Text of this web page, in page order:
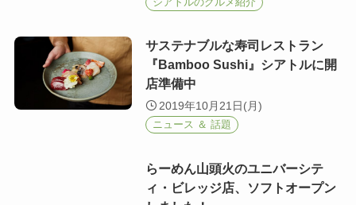
サステナブルな寿司レストラン
『Bamboo Sushi』シアトルに開
店準備中
2019年10月21日(月)
ニュース ＆ 話題
らーめん山頭火のユニバーシテ
ィ・ビレッジ店、ソフトオープン